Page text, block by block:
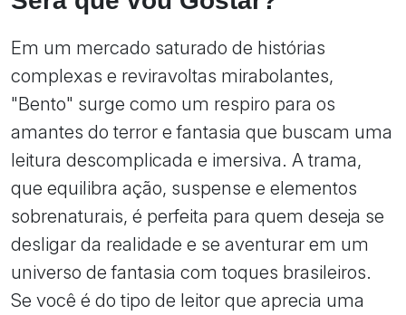
Em um mercado saturado de histórias
complexas e reviravoltas mirabolantes,
"Bento" surge como um respiro para os
amantes do terror e fantasia que buscam uma
leitura descomplicada e imersiva. A trama,
que equilibra ação, suspense e elementos
sobrenaturais, é perfeita para quem deseja se
desligar da realidade e se aventurar em um
universo de fantasia com toques brasileiros.
Se você é do tipo de leitor que aprecia uma